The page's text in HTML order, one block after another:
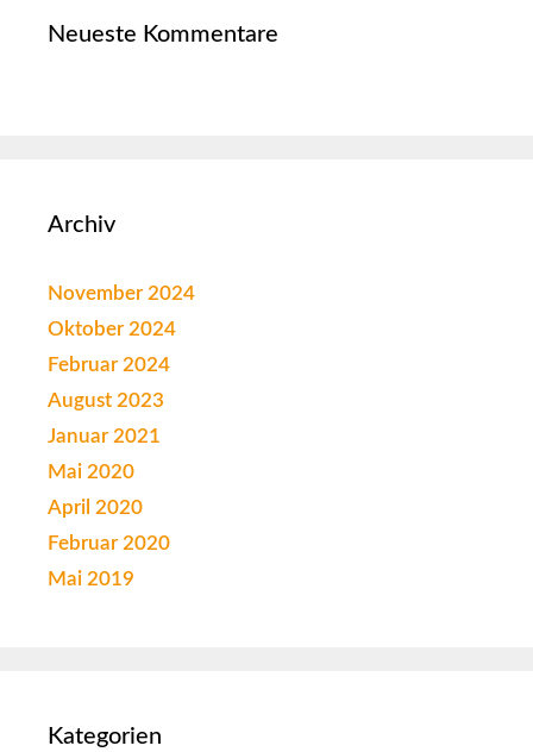
Neueste Kommentare
Archiv
November 2024
Oktober 2024
Februar 2024
August 2023
Januar 2021
Mai 2020
April 2020
Februar 2020
Mai 2019
Kategorien